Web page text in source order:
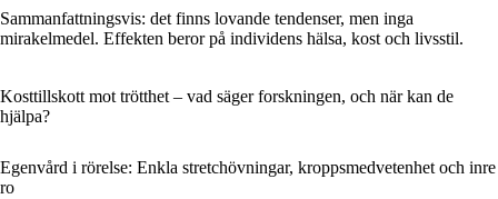
Sammanfattningsvis: det finns lovande tendenser, men inga
mirakelmedel. Effekten beror på individens hälsa, kost och livsstil.
Kosttillskott mot trötthet – vad säger forskningen, och när kan de
hjälpa?
Egenvård i rörelse: Enkla stretchövningar, kroppsmedvetenhet och inre
ro